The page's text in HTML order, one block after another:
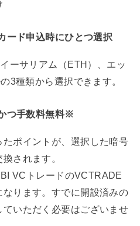
ード申込時にひとつ選択
ーサリアム（ETH）、エッ
3種類から選択できます。
つ手数料無料※
ポイントが、選択した暗号
されます。
VCトレードのVCTRADE
ります。すでに開設済みの
いただく必要はございませ